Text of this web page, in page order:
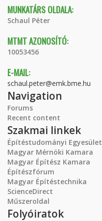
MUNKATÁRS OLDALA:
Schaul Péter
MTMT AZONOSÍTÓ:
10053456
E-MAIL:
schaul.peter@emk.bme.hu
Navigation
Forums
Recent content
Szakmai linkek
Építéstudományi Egyesület
Magyar Mérnöki Kamara
Magyar Építész Kamara
Építészfórum
Magyar Építéstechnika
ScienceDirect
Műszeroldal
Folyóiratok